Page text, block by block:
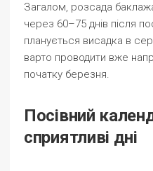
Загалом, розсада
через 60–75 днів після
планується висадка в
варто проводити вже
початку березня.
Посівний
сприятливі дні